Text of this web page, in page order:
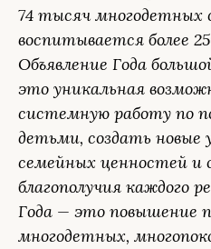
74 тысяч многодетных
воспитывается более
Объявление Года
это уникальная
системную работу по
детьми, создать новые
семейных ценностей и
благополучия каждого
Года — это повышение
многодетных,